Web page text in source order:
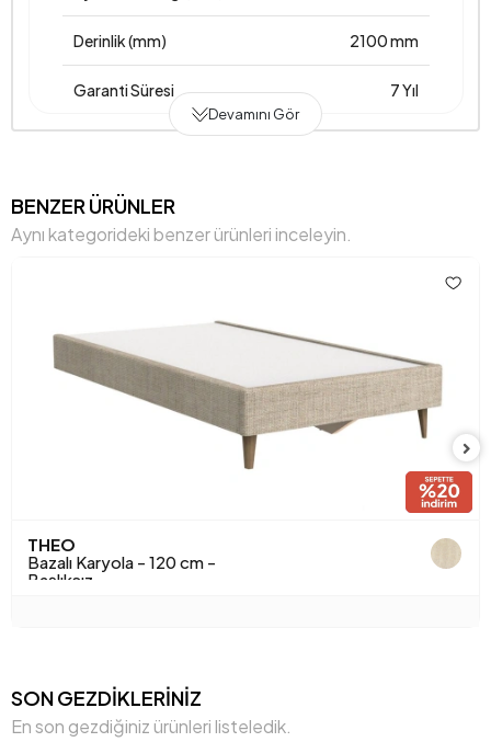
Derinlik (mm) 2100 mm
Garanti Süresi 7 Yıl
Hacim (m3)
Sandık Özelliği
Yükseklik (mm) 380 mm
Devamını Gör
BENZER ÜRÜNLER
Aynı kategorideki benzer ürünleri inceleyin.
THEO
Bazalı Karyola - 120 cm -
Başlıksız
SON GEZDİKLERİNİZ
En son gezdiğiniz ürünleri listeledik.